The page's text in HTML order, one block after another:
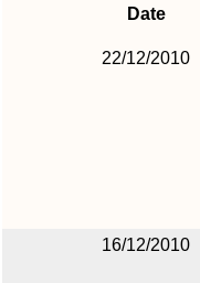
Date
22/12/2010
16/12/2010